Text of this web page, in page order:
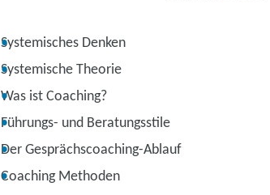
Systemisches Denken
Systemische Theorie
Was ist Coaching?
Führungs- und Beratungsstile
Der Gesprächscoaching-Ablauf
Coaching Methoden